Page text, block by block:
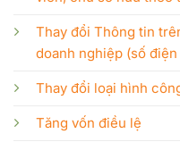
Thay đổi Thông tin
doanh nghiệp (số
Thay đổi loại hình
Tăng vốn điều lệ